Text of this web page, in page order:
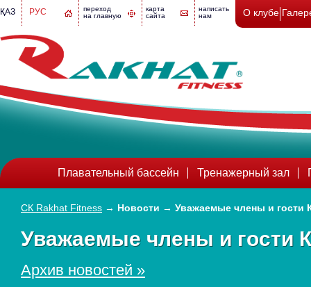
переход
на главную
карта
сайта
написать
нам
ҚАЗ РУС О клубе
Плавательный бассейн Тренажерный зал
СК Rakhat Fitness → Новости → Уважаемые члены и гости
Уважаемые члены и гости
Архив новостей »